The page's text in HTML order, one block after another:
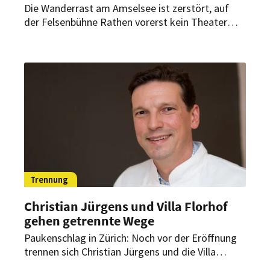
Die Wanderrast am Amselsee ist zerstört, auf
der Felsenbühne Rathen vorerst kein Theater
Trennung
Christian Jürgens und Villa Florhof
gehen getrennte Wege
Paukenschlag in Zürich: Noch vor der Eröffnung
trennen sich Christian Jürgens und die Villa